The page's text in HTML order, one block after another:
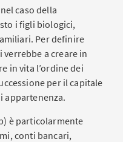
caso della
i figli biologici,
Per definire
verrebbe a creare in
in vita l’ordine dei
per il capitale
appartenenza.
è particolarmente
conti bancari,